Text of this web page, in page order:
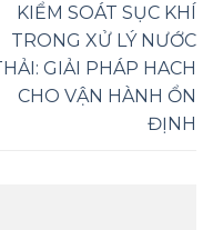
KIỂM SOÁT SỤC KHÍ
TRONG XỬ LÝ NƯỚC
GIẢI PHÁP HACH
CHO VẬN HÀNH ỔN
ĐỊNH